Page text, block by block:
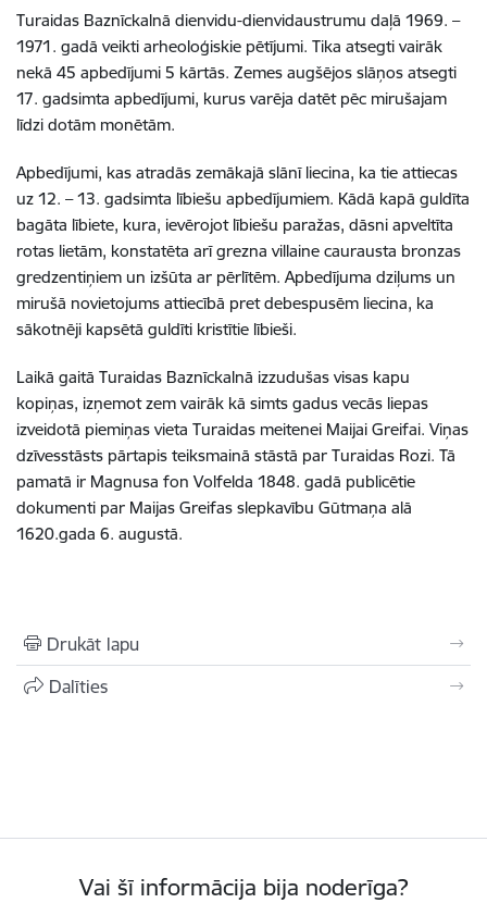
Turaidas Baznīckalnā dienvidu-dienvidaustrumu daļā 1969. –
1971. gadā veikti arheoloģiskie pētījumi. Tika atsegti vairāk
nekā 45 apbedījumi 5 kārtās. Zemes augšējos slāņos atsegti
17. gadsimta apbedījumi, kurus varēja datēt pēc mirušajam
līdzi dotām monētām.
Apbedījumi, kas atradās zemākajā slānī liecina, ka tie attiecas
uz 12. – 13. gadsimta lībiešu apbedījumiem. Kādā kapā guldīta
bagāta lībiete, kura, ievērojot lībiešu paražas, dāsni apveltīta
rotas lietām, konstatēta arī grezna villaine caurausta bronzas
gredzentiņiem un izšūta ar pērlītēm. Apbedījuma dziļums un
mirušā novietojums attiecībā pret debespusēm liecina, ka
sākotnēji kapsētā guldīti kristītie lībieši.
Laikā gaitā Turaidas Baznīckalnā izzudušas visas kapu
kopiņas, izņemot zem vairāk kā simts gadus vecās liepas
izveidotā piemiņas vieta Turaidas meitenei Maijai Greifai. Viņas
dzīvesstāsts pārtapis teiksmainā stāstā par Turaidas Rozi. Tā
pamatā ir Magnusa fon Volfelda 1848. gadā publicētie
dokumenti par Maijas Greifas slepkavību Gūtmaņa alā
1620.gada 6. augustā.
Drukāt lapu
Dalīties
Vai šī informācija bija noderīga?